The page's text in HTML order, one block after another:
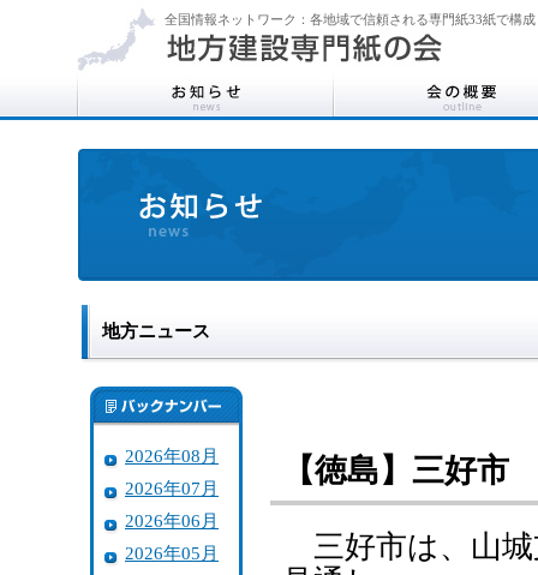
全国情報ネットワーク：各地域で信頼される専門紙33紙で構成
地方ニュース
2026年08月
2026年07月
2026年06月
2026年05月
【徳島】三好
三好市は、山城